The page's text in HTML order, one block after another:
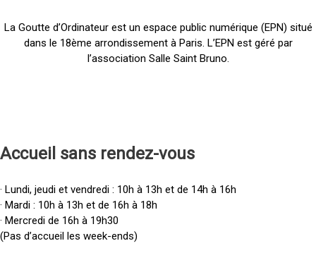
La Goutte d’Ordinateur est un espace public numérique (EPN) situé
dans le 18ème arrondissement à Paris. L’EPN est géré par
l’association Salle Saint Bruno.
Accueil sans rendez-vous
· Lundi, jeudi et vendredi : 10h à 13h et de 14h à 16h
· Mardi : 10h à 13h et de 16h à 18h
· Mercredi de 16h à 19h30
(Pas d’accueil les week-ends)